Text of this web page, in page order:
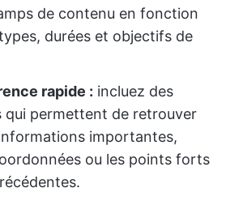
de contenu en fonction
durées et objectifs de
rapide : incluez des
qui permettent de retrouver
importantes,
ou les points forts